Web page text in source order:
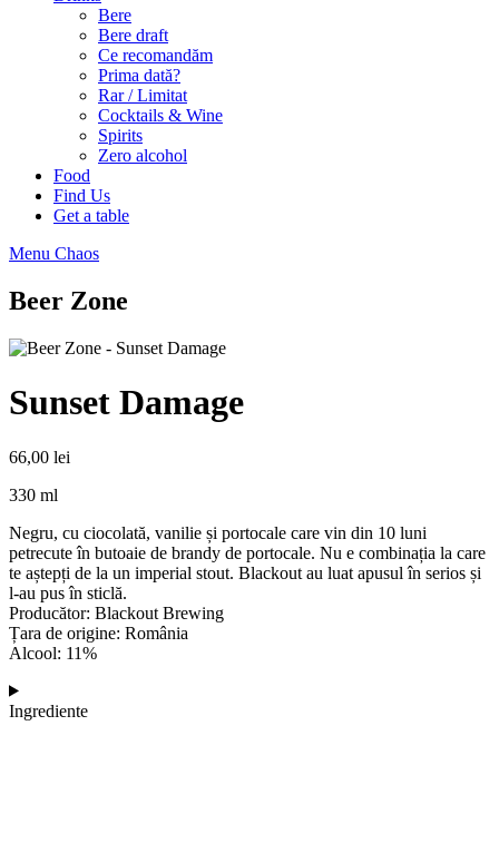
Bere
Bere draft
Ce recomandăm
Prima dată?
Rar / Limitat
Cocktails & Wine
Spirits
Zero alcohol
Food
Find Us
Get a table
Menu Chaos
Beer Zone
Sunset Damage
66,00 lei
330 ml
Negru, cu ciocolată, vanilie și portocale care vin din 10 luni
petrecute în butoaie de brandy de portocale. Nu e combinația la care
te aștepți de la un imperial stout. Blackout au luat apusul în serios și
l-au pus în sticlă.
Producător: Blackout Brewing
Țara de origine: România
Alcool: 11%
Ingrediente